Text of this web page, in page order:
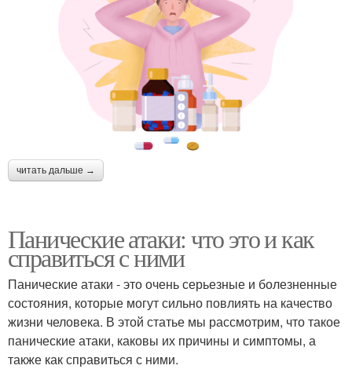
читать дальше →
Панические атаки: что это и как
справиться с ними
Панические атаки - это очень серьезные и болезненные
состояния, которые могут сильно повлиять на качество
жизни человека. В этой статье мы рассмотрим, что такое
панические атаки, каковы их причины и симптомы, а
также как справиться с ними.